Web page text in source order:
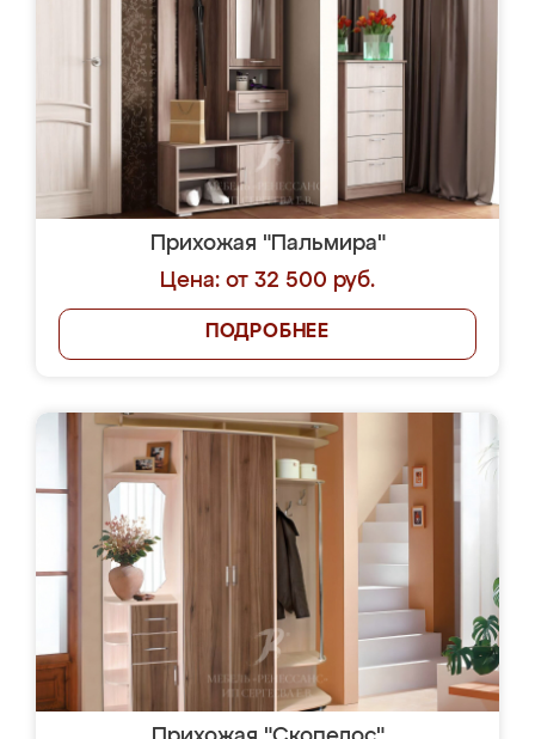
Прихожая "Пальмира"
Цена: от 32 500 руб.
ПОДРОБНЕЕ